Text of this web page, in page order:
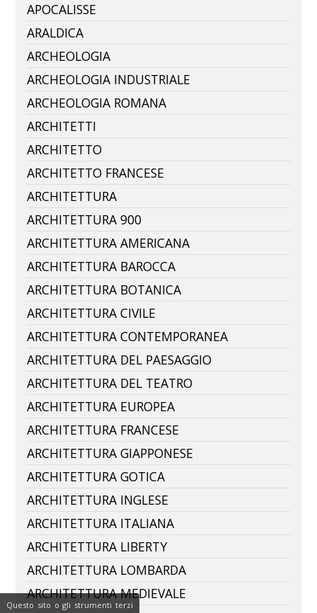
Questo sito o gli strumenti terzi
APOCALISSE
ARALDICA
ARCHEOLOGIA
ARCHEOLOGIA INDUSTRIALE
ARCHEOLOGIA ROMANA
ARCHITETTI
ARCHITETTO
ARCHITETTO FRANCESE
ARCHITETTURA
ARCHITETTURA 900
ARCHITETTURA AMERICANA
ARCHITETTURA BAROCCA
ARCHITETTURA BOTANICA
ARCHITETTURA CIVILE
ARCHITETTURA CONTEMPORANEA
ARCHITETTURA DEL PAESAGGIO
ARCHITETTURA DEL TEATRO
ARCHITETTURA EUROPEA
ARCHITETTURA FRANCESE
ARCHITETTURA GIAPPONESE
ARCHITETTURA GOTICA
ARCHITETTURA INGLESE
ARCHITETTURA ITALIANA
ARCHITETTURA LIBERTY
ARCHITETTURA LOMBARDA
ARCHITETTURA MEDIEVALE